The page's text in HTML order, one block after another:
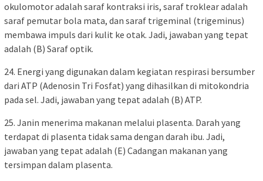
okulomotor adalah saraf kontraksi iris, saraf troklear adalah
saraf pemutar bola mata, dan saraf trigeminal (trigeminus)
membawa impuls dari kulit ke otak. Jadi, jawaban yang tepat
adalah (B) Saraf optik.
24. Energi yang digunakan dalam kegiatan respirasi bersumber
dari ATP (Adenosin Tri Fosfat) yang dihasilkan di mitokondria
pada sel. Jadi, jawaban yang tepat adalah (B) ATP.
25. Janin menerima makanan melalui plasenta. Darah yang
terdapat di plasenta tidak sama dengan darah ibu. Jadi,
jawaban yang tepat adalah (E) Cadangan makanan yang
tersimpan dalam plasenta.